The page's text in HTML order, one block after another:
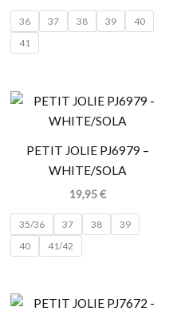
36 37 38 39
40
41
PETIT JOLIE PJ6979 –
WHITE/SOLA
19,95€
35/36 37 38
39
40
41/42